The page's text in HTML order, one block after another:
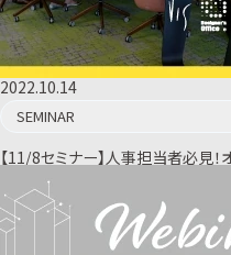
2022.10.14
SEMINAR
【11/8セミナー】人事担当者必見